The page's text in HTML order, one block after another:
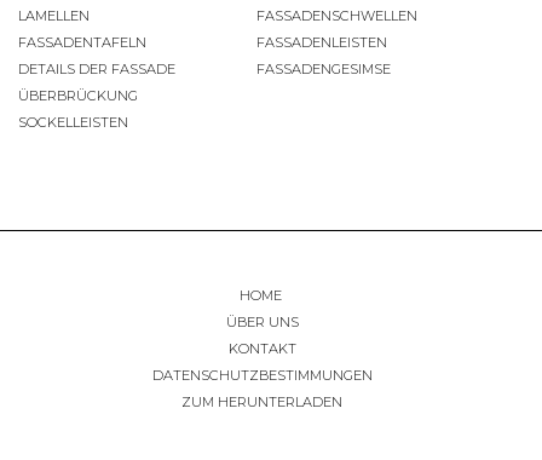
LAMELLEN
FASSADENTAFELN
DETAILS DER FASSADE
ÜBERBRÜCKUNG
SOCKELLEISTEN
FASSADENSCHWELLEN
FASSADENLEISTEN
FASSADENGESIMSE
HOME
ÜBER UNS
KONTAKT
DATENSCHUTZBESTIMMUNGEN
ZUM HERUNTERLADEN